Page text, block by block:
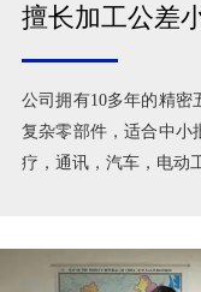
擅长加工公差
公司拥有10多年的精密
复杂零部件，适合中小
疗，通讯，汽车，电动